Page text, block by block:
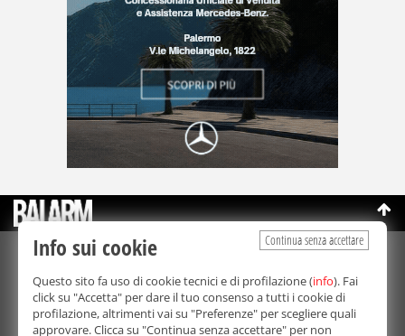
©Copyright 2003-2026
Bmedia Srl- P.IVA 07064240828
La riproduzione totale o parziale di tutti i contenuti, in qualunque
forma, su qualsiasi supporto è proibita.
Balarm.it è una testata giornalistica registrata. Autorizzazione del
Continua senza accettare
Info sui cookie
Questo sito fa uso di cookie tecnici e di profilazione (info). Fai
click su "Accetta" per dare il tuo consenso a tutti i cookie di
profilazione, altrimenti vai su "Preferenze" per scegliere quali
approvare. Clicca su "Continua senza accettare" per non